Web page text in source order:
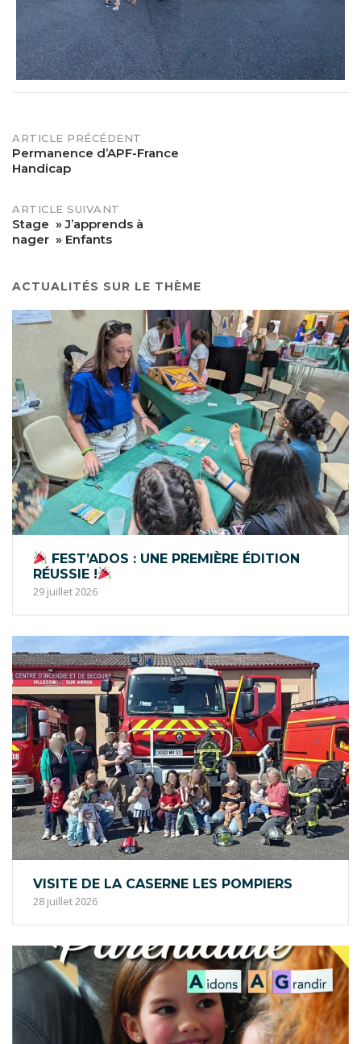
POST
NAVIGATION
ARTICLE PRÉCÉDENT
Permanence d’APF-France
Handicap
ARTICLE SUIVANT
Stage » J’apprends à
nager » Enfants
ACTUALITÉS SUR LE THÈME
FEST’ADOS : UNE PREMIÈRE ÉDITION
RÉUSSIE !
29 juillet 2026
VISITE DE LA CASERNE LES POMPIERS
28 juillet 2026